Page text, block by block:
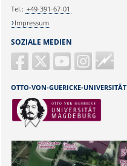
SOZIALE MEDIEN
Guericke
FM
OTTO-VON-GUERICKE-UNIVERSITÄT
Tel.: +49-391-67-01
Impressum